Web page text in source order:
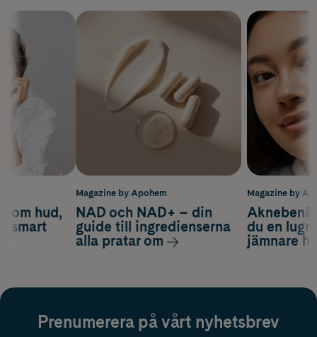
Magazine by
du en
jämnare
om hud,
smart
Magazine by Apohem
NAD och NAD+ – din
guide till ingredienserna
alla pratar om
Prenumerera på vårt nyhetsbrev